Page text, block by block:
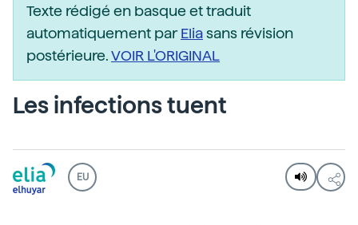
Texte rédigé en basque et traduit
automatiquement parEliasans révision
postérieure.VOIR L'ORIGINAL
Les infections tuent
EU